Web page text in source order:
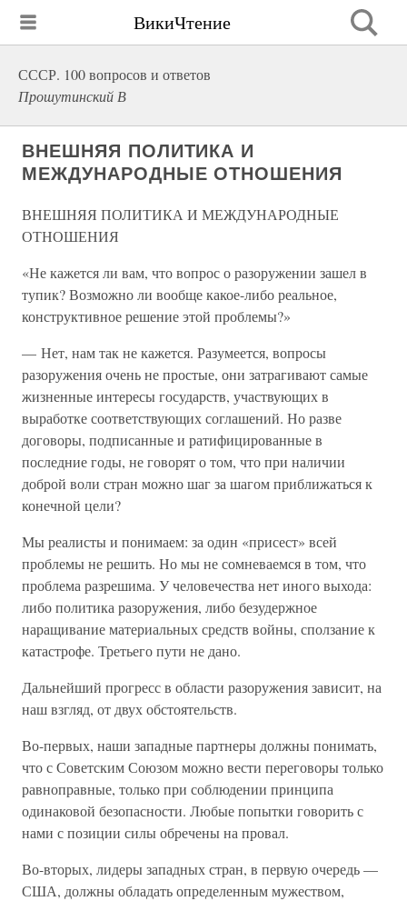
ВикиЧтение
СССР. 100 вопросов и ответов
Прошутинский В
ВНЕШНЯЯ ПОЛИТИКА И
МЕЖДУНАРОДНЫЕ ОТНОШЕНИЯ
ВНЕШНЯЯ ПОЛИТИКА И МЕЖДУНАРОДНЫЕ
ОТНОШЕНИЯ
«Не кажется ли вам, что вопрос о разоружении зашел в
тупик? Возможно ли вообще какое-либо реальное,
конструктивное решение этой проблемы?»
— Нет, нам так не кажется. Разумеется, вопросы
разоружения очень не простые, они затрагивают самые
жизненные интересы государств, участвующих в
выработке соответствующих соглашений. Но разве
договоры, подписанные и ратифицированные в
последние годы, не говорят о том, что при наличии
доброй воли стран можно шаг за шагом приближаться к
конечной цели?
Мы реалисты и понимаем: за один «присест» всей
проблемы не решить. Но мы не сомневаемся в том, что
проблема разрешима. У человечества нет иного выхода:
либо политика разоружения, либо безудержное
наращивание материальных средств войны, сползание к
катастрофе. Третьего пути не дано.
Дальнейший прогресс в области разоружения зависит, на
наш взгляд, от двух обстоятельств.
Во-первых, наши западные партнеры должны понимать,
что с Советским Союзом можно вести переговоры только
равноправные, только при соблюдении принципа
одинаковой безопасности. Любые попытки говорить с
нами с позиции силы обречены на провал.
Во-вторых, лидеры западных стран, в первую очередь —
США, должны обладать определенным мужеством,